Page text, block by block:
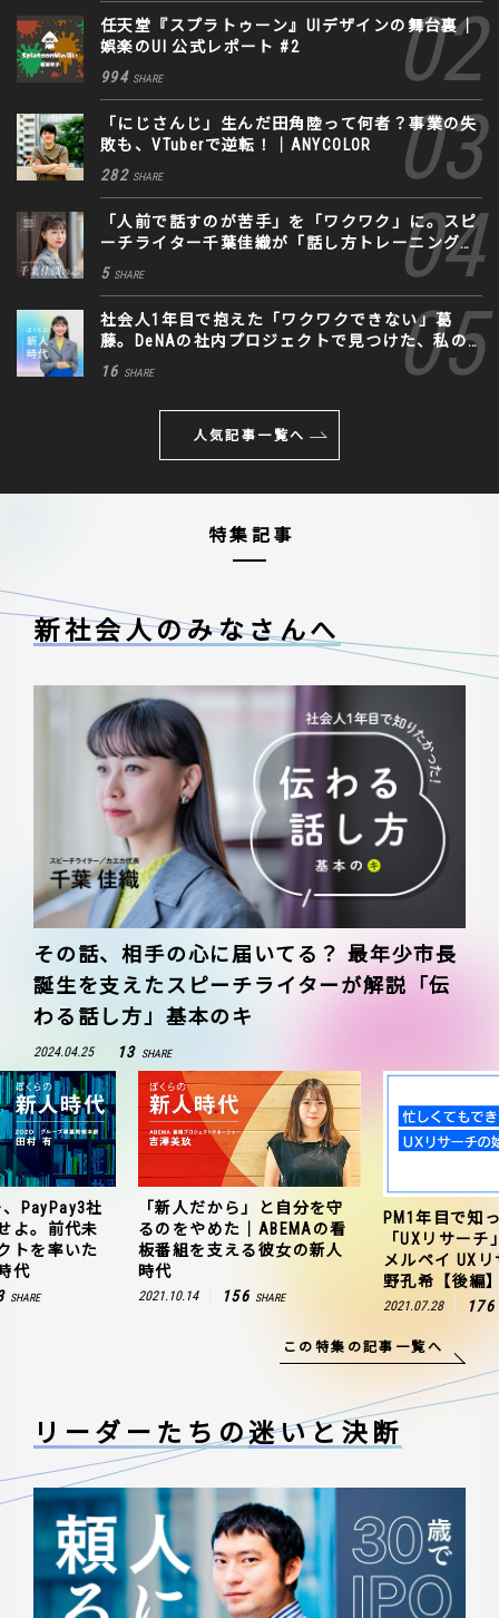
任天堂『スプラトゥーン』UIデザインの舞台裏｜
娯楽のUI 公式レポート #2
994 SHARE
「にじさんじ」生んだ田角陸って何者？事業の失
敗も、VTuberで逆転！｜ANYCOLOR
282 SHARE
「人前で話すのが苦手」を「ワクワク」に。スピ
ーチライター千葉佳織が「話し方トレーニング」
に込めた思い
5 SHARE
社会人1年目で抱えた「ワクワクできない」葛
藤。DeNAの社内プロジェクトで見つけた、私の
生きる道
16 SHARE
人気記事一覧へ
特集記事
新社会人のみなさんへ
その話、相手の心に届いてる？ 最年少市長
誕生を支えたスピーチライターが解説「伝
わる話し方」基本のキ
2024.04.25 13 SHARE
PayPay3社
よ。前代未
トを率いた
代
SHARE
「新人だから」と自分を守
るのをやめた｜ABEMAの看
板番組を支える彼女の新人
時代
2021.10.14 156 SHARE
PM1年目で知
「UXリサー
メルペイ UX
野孔希【後編
2021.07.28 176
この特集の記事一覧へ
リーダーたちの迷いと決断